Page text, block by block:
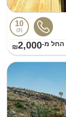
10
3
החל מ-₪2,000